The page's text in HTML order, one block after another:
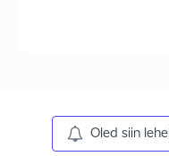
Oled siin